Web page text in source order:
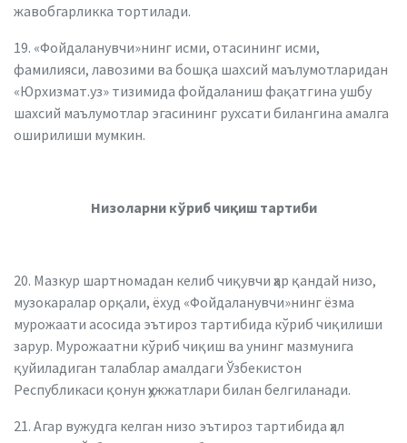
жавобгарликка тортилади.
19. «Фойдаланувчи»нинг исми, отасининг исми,
фамилияси, лавозими ва бошқа шахсий маълумотларидан
«Юрхизмат.уз» тизимида фойдаланиш фақатгина ушбу
шахсий маълумотлар эгасининг рухсати билангина амалга
оширилиши мумкин.
Низоларни кўриб чиқиш тартиби
20. Мазкур шартномадан келиб чиқувчи ҳар қандай низо,
музокаралар орқали, ёхуд «Фойдаланувчи»нинг ёзма
мурожаати асосида эътироз тартибида кўриб чиқилиши
зарур. Мурожаатни кўриб чиқиш ва унинг мазмунига
қуйиладиган талаблар амалдаги Ўзбекистон
Республикаси қонун ҳужжатлари билан белгиланади.
21. Агар вужудга келган низо эътироз тартибида ҳал